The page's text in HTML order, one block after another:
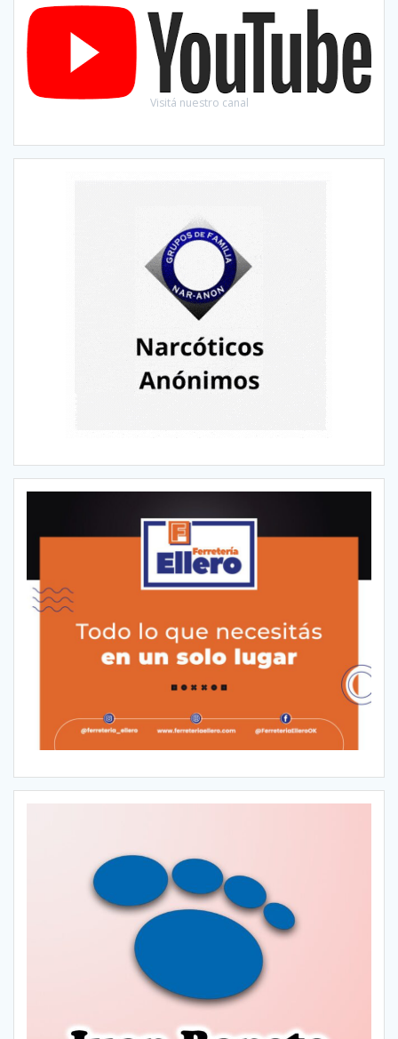
Visitá nuestro canal